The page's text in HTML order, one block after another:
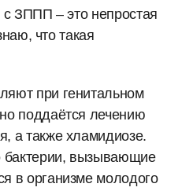
ЗППП – это непростая
что такая
при генитальном
поддаётся лечению
а также хламидиозе.
бактерии, вызывающие
в организме молодого